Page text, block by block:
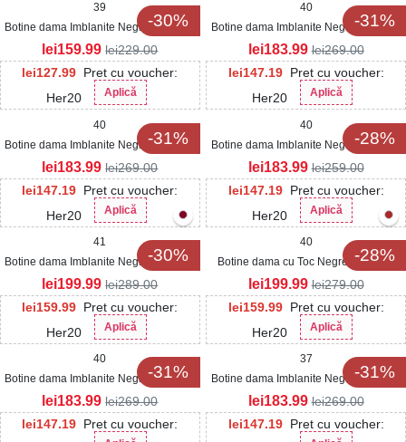
-30%
39
Botine dama Imblanite Negre din Piele
Ecologica Gursne
lei127.99 Pret cu voucher:
Her20
Aplică
lei159.99 lei229.00
-31%
40
Botine dama Imblanite Negre din Piele
Ecologica Feryal
lei147.19 Pret cu voucher:
Her20
Aplică
lei183.99 lei269.00
-31%
40
Botine dama Imblanite Negre din Piele
Ecologica Riwa
lei147.19 Pret cu voucher:
Her20
Aplică
lei183.99 lei269.00
-28%
40
Botine dama Imblanite Negre din Piele
Ecologica Laris
lei147.19 Pret cu voucher:
Her20
Aplică
lei183.99 lei259.00
-30%
41
Botine dama Imblanite Negre din Piele
Ecologica Lacuita Csilla
lei159.99 Pret cu voucher:
Her20
Aplică
lei199.99 lei289.00
-28%
40
Botine dama cu Toc Negre din Piele
Ecologica Cressida
lei159.99 Pret cu voucher:
Her20
Aplică
lei199.99 lei279.00
-31%
40
Botine dama Imblanite Negre din Piele
Ecologica Hanah
lei147.19 Pret cu voucher:
lei183.99 lei269.00
-31%
37
Botine dama Imblanite Negre din Piele
Ecologica Hamidy
lei147.19 Pret cu voucher:
lei183.99 lei269.00